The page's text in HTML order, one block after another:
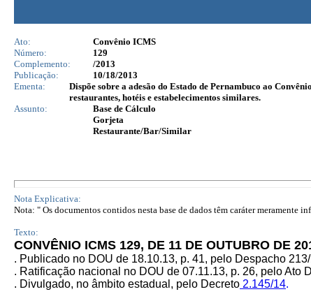
Ato:
Convênio ICMS
Número:
129
Complemento:
/2013
Publicação:
10/18/2013
Ementa:
Dispõe sobre a adesão do Estado de Pernambuco ao
restaurantes, hotéis e estabelecimentos similares.
Assunto:
Base de Cálculo
Gorjeta
Restaurante/Bar/Similar
Nota Explicativa:
Nota: " Os documentos contidos nesta base de dados têm caráter
Texto:
CONVÊNIO ICMS 129, DE 11 DE OUTUBRO DE
. Publicado no DOU de 18.10.13, p. 41, pelo Despacho
. Ratificação nacional no DOU de 07.11.13, p. 26, pelo Ato
. Divulgado, no âmbito estadual, pelo Decreto 2.145/14.